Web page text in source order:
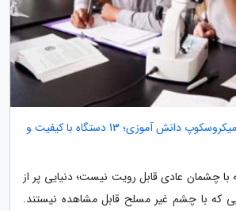
راهنمای خرید برترین میکروسکوپ دانش آموزی؛ 13 دستگاه با کیفیت و
با چشمان عادی قابل رویت نیست؛ دنیایی پر از
که با چشم غیر مسلح قابل مشاهده نیستند.